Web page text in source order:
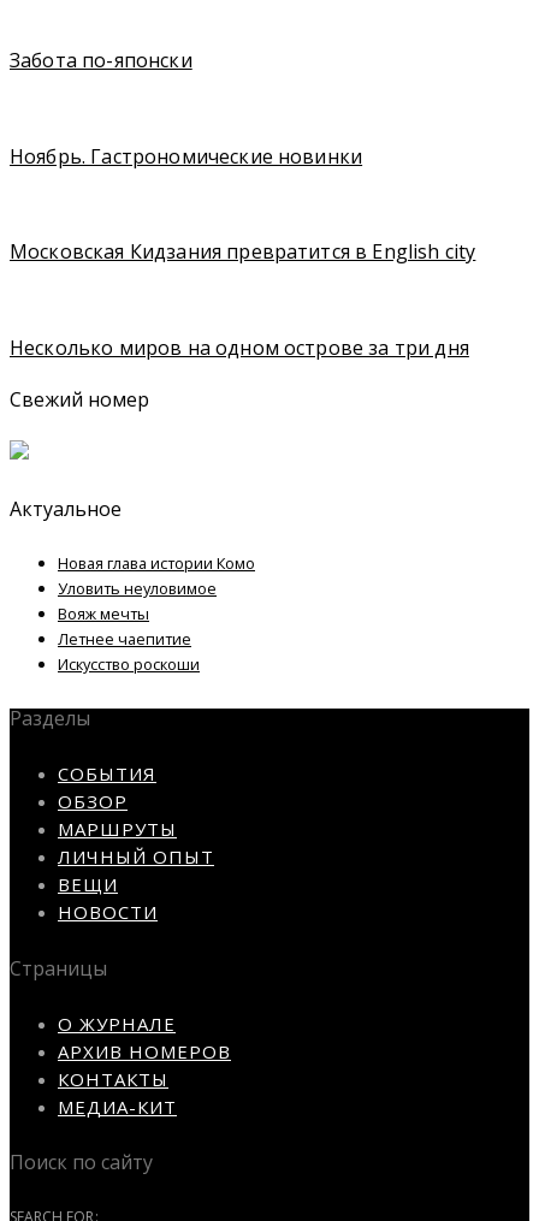
Забота по-японски
Ноябрь. Гастрономические новинки
Московская Кидзания превратится в English city
Несколько миров на одном острове за три дня
Свежий номер
Актуальное
Новая глава истории Комо
Уловить неуловимое
Вояж мечты
Летнее чаепитие
Искусство роскоши
Разделы
СОБЫТИЯ
ОБЗОР
МАРШРУТЫ
ЛИЧНЫЙ ОПЫТ
ВЕЩИ
НОВОСТИ
Страницы
О ЖУРНАЛЕ
АРХИВ НОМЕРОВ
КОНТАКТЫ
МЕДИА-КИТ
Поиск по сайту
SEARCH FOR: